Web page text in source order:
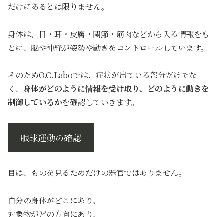
だけにあるとは限りません。
身体は、目・耳・皮膚・関節・筋肉などから入る情報をも
とに、脳や神経が姿勢や動きをコントロールしています。
そのためO.C.Laboでは、症状が出ている部分だけでな
く、 身体がどのように情報を受け取り、どのように動きを
制御しているかを確認していきます。
眼球運動の確認
目は、ものを見るためだけの器官ではありません。
自分の身体がどこにあり、
対象物がどの方向にあり、